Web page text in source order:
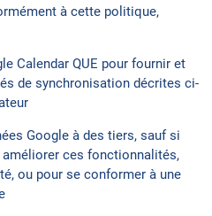
à cette politique,
Calendar QUE pour fournir et
de synchronisation décrites ci-
Google à des tiers, sauf si
ces fonctionnalités,
ou pour se conformer à une